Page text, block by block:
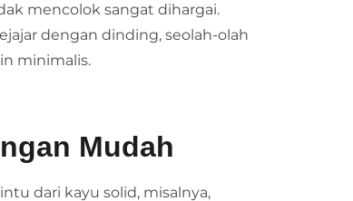
mencolok sangat dihargai.
dengan dinding, seolah-olah
minimalis.
Mudah
dari kayu solid, misalnya,